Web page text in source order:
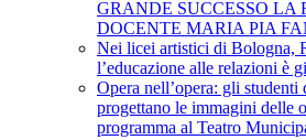
GRANDE SUCCESSO LA
DOCENTE MARIA PIA
Nei licei artistici di Bologna,
l’educazione alle relazioni è
Opera nell’opera: gli
progettano le immagini delle
programma al Teatro